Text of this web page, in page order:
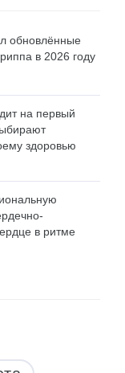
обновлённые
в 2026 году
на первый
здоровью
в ритме